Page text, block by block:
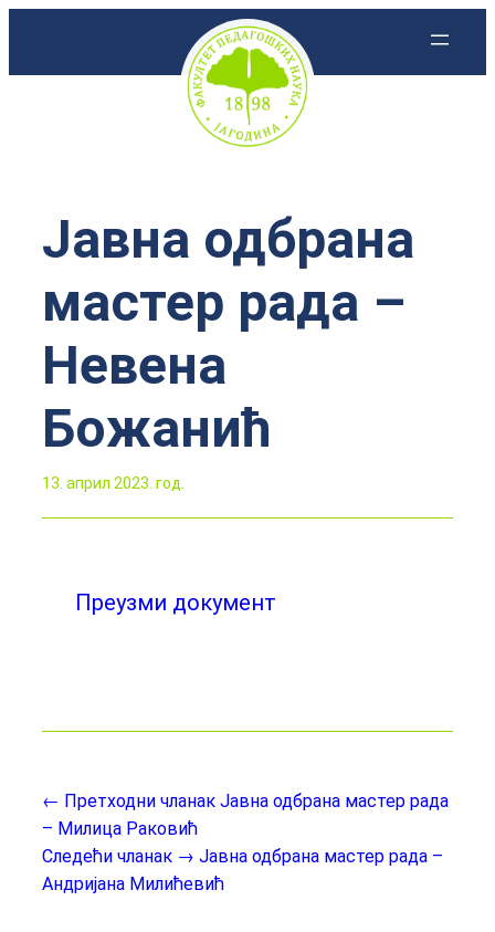
Јавна одбрана
мастер рада –
Невена
Божанић
13. април 2023. год.
Преузми документ
← Претходни чланак Јавна одбрана мастер рада
– Милица Раковић
Следећи чланак → Јавна одбрана мастер рада –
Андријана Милићевић